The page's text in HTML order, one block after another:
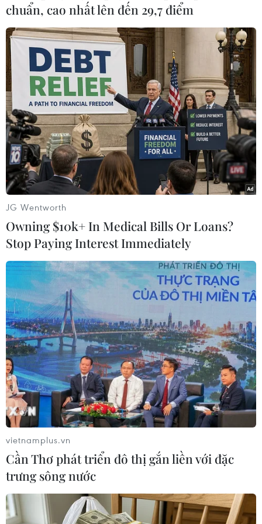
#Trung Quốc #Thử nghiệm
#Vũ khí siêu thanh
#Đầu đạn hạt nhân
Trung Quốc
Theo dõi VietnamPlus
TIN LIÊN QUAN
chuẩn, cao nhất lên đến 29,7 điểm
JG Wentworth
Owning $10k+ In Medical Bills Or Loans?
Stop Paying Interest Immediately
vietnamplus.vn
Cần Thơ phát triển đô thị gắn liền với đặc
trưng sông nước